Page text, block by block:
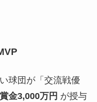
球団が「交流戦優
金3,000万円 が授与